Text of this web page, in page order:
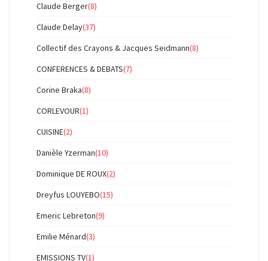
Claude Berger(8)
Claude Delay(37)
Collectif des Crayons & Jacques Seidmann(8)
CONFERENCES & DEBATS(7)
Corine Braka(8)
CORLEVOUR(1)
CUISINE(2)
Danièle Yzerman(10)
Dominique DE ROUX(2)
Dreyfus LOUYEBO(15)
Emeric Lebreton(9)
Emilie Ménard(3)
EMISSIONS TV(1)